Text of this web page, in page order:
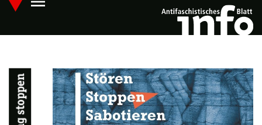
Skip
main
Hauptmenü öffnen